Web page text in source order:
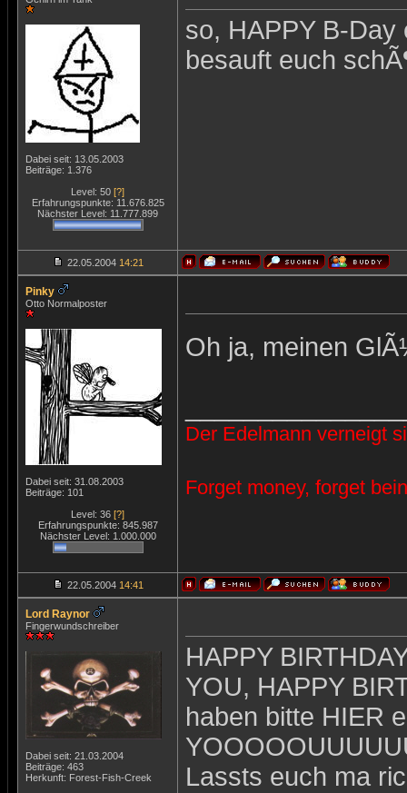
Dabei seit: 13.05.2003
Beiträge: 1.376
Level: 50 [?]
Erfahrungspunkte: 11.676.825
Nächster Level: 11.777.899
so, HAPPY B-Day
besauft euch
22.05.2004 14:21
Pinky
Otto Normalposter
Dabei seit: 31.08.2003
Beiträge: 101
Level: 36 [?]
Erfahrungspunkte: 845.987
Nächster Level: 1.000.000
Oh ja, meinen
Der Edelmann verneigt
Forget money, forget
22.05.2004 14:41
Lord Raynor
Fingerwundschreiber
Dabei seit: 21.03.2004
Beiträge: 463
Herkunft: Forest-Fish-Creek
HAPPY
YOU, HAPPY
haben bitte HIER
Lassts euch ma